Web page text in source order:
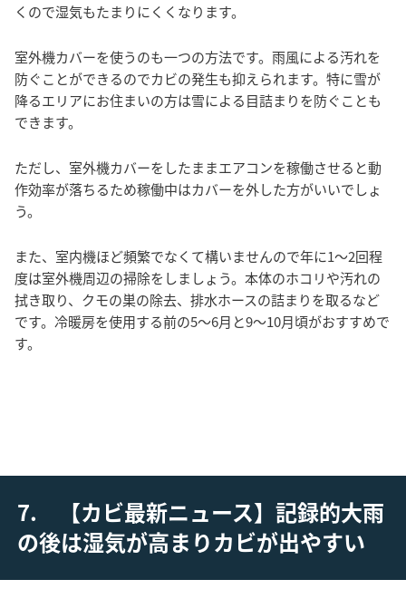
くので湿気もたまりにくくなります。
室外機カバーを使うのも一つの方法です。雨風による汚れを
防ぐことができるのでカビの発生も抑えられます。特に雪が
降るエリアにお住まいの方は雪による目詰まりを防ぐことも
できます。
ただし、室外機カバーをしたままエアコンを稼働させると動
作効率が落ちるため稼働中はカバーを外した方がいいでしょ
う。
また、室内機ほど頻繁でなくて構いませんので年に1～2回程
度は室外機周辺の掃除をしましょう。本体のホコリや汚れの
拭き取り、クモの巣の除去、排水ホースの詰まりを取るなど
です。冷暖房を使用する前の5～6月と9～10月頃がおすすめで
す。
7. 【カビ最新ニュース】記録的大雨
の後は湿気が高まりカビが出やすい